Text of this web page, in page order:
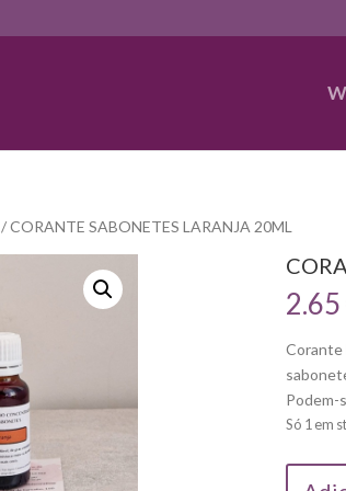
/ CORANTE SABONETES LARANJA 20ML
2.65
Corante
Podem-
Só 1 em